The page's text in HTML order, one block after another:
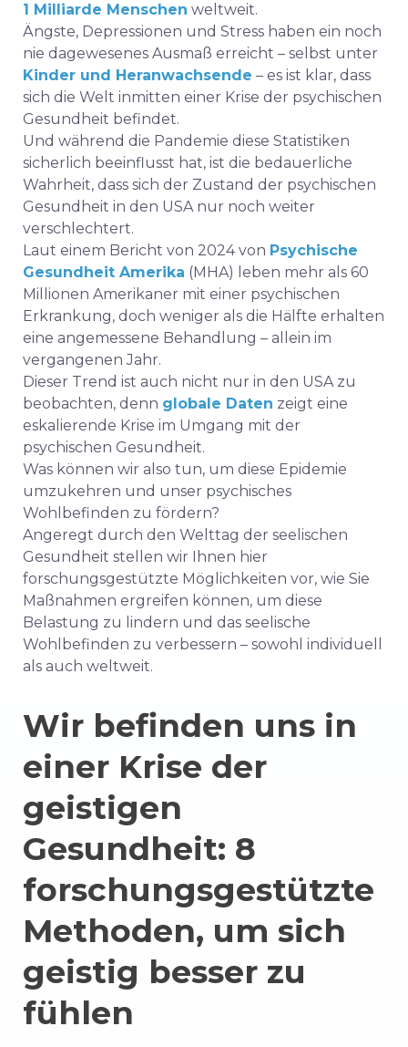
1 Milliarde Menschen weltweit.
Ängste, Depressionen und Stress haben ein noch
nie dagewesenes Ausmaß erreicht – selbst unter
Kinder und Heranwachsende – es ist klar, dass
sich die Welt inmitten einer Krise der psychischen
Gesundheit befindet.
Und während die Pandemie diese Statistiken
sicherlich beeinflusst hat, ist die bedauerliche
Wahrheit, dass sich der Zustand der psychischen
Gesundheit in den USA nur noch weiter
verschlechtert.
Laut einem Bericht von 2024 von Psychische
Gesundheit Amerika (MHA) leben mehr als 60
Millionen Amerikaner mit einer psychischen
Erkrankung, doch weniger als die Hälfte erhalten
eine angemessene Behandlung – allein im
vergangenen Jahr.
Dieser Trend ist auch nicht nur in den USA zu
beobachten, denn globale Daten zeigt eine
eskalierende Krise im Umgang mit der
psychischen Gesundheit.
Was können wir also tun, um diese Epidemie
umzukehren und unser psychisches
Wohlbefinden zu fördern?
Angeregt durch den Welttag der seelischen
Gesundheit stellen wir Ihnen hier
forschungsgestützte Möglichkeiten vor, wie Sie
Maßnahmen ergreifen können, um diese
Belastung zu lindern und das seelische
Wohlbefinden zu verbessern – sowohl individuell
als auch weltweit.
Wir befinden uns in
einer Krise der
geistigen
Gesundheit: 8
forschungsgestützte
Methoden, um sich
geistig besser zu
fühlen